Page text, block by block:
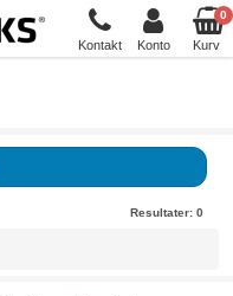
Kontakt Konto
0
Kurv
Resultater: 0